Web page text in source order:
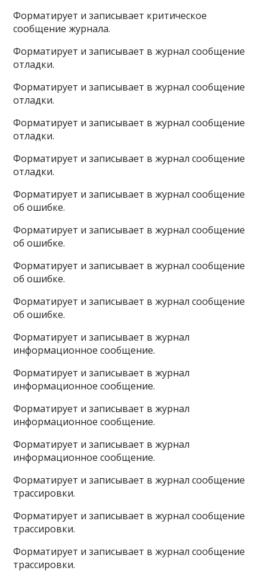
Форматирует и записывает критическое
сообщение журнала.
Форматирует и записывает в журнал сообщение
отладки.
Форматирует и записывает в журнал сообщение
отладки.
Форматирует и записывает в журнал сообщение
отладки.
Форматирует и записывает в журнал сообщение
отладки.
Форматирует и записывает в журнал сообщение
об ошибке.
Форматирует и записывает в журнал сообщение
об ошибке.
Форматирует и записывает в журнал сообщение
об ошибке.
Форматирует и записывает в журнал сообщение
об ошибке.
Форматирует и записывает в журнал
информационное сообщение.
Форматирует и записывает в журнал
информационное сообщение.
Форматирует и записывает в журнал
информационное сообщение.
Форматирует и записывает в журнал
информационное сообщение.
Форматирует и записывает в журнал сообщение
трассировки.
Форматирует и записывает в журнал сообщение
трассировки.
Форматирует и записывает в журнал сообщение
трассировки.